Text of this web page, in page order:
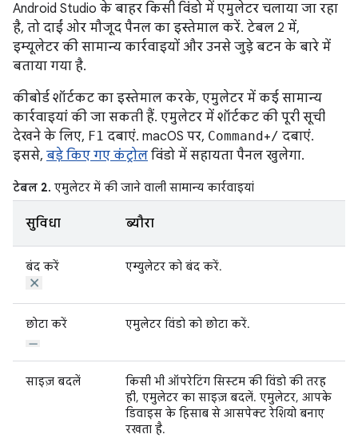
Android Studio के बाहर किसी विंडो में एमुलेटर चलाया जा रहा
है, तो दाईं ओर मौजूद पैनल का इस्तेमाल करें. टेबल 2 में,
इम्यूलेटर की सामान्य कार्रवाइयों और उनसे जुड़े बटन के बारे में
बताया गया है.
कीबोर्ड शॉर्टकट का इस्तेमाल करके, एमुलेटर में कई सामान्य
कार्रवाइयां की जा सकती हैं. एमुलेटर में शॉर्टकट की पूरी सूची
देखने के लिए, F1 दबाएं. macOS पर, Command+/ दबाएं.
इससे, बड़े किए गए कंट्रोल विंडो में सहायता पैनल खुलेगा.
टेबल 2. एमुलेटर में की जाने वाली सामान्य कार्रवाइयां
सुविधा ब्यौरा
बंद करें एम्युलेटर को बंद करें.
छोटा करें एमुलेटर विंडो को छोटा करें.
साइज़ बदलें
किसी भी ऑपरेटिंग सिस्टम की विंडो की तरह
ही, एमुलेटर का साइज़ बदलें. एमुलेटर, आपके
डिवाइस के हिसाब से आसपेक्ट रेशियो बनाए
रखता है.